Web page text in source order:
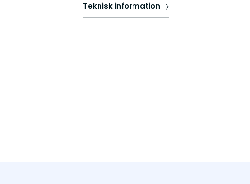
Teknisk information